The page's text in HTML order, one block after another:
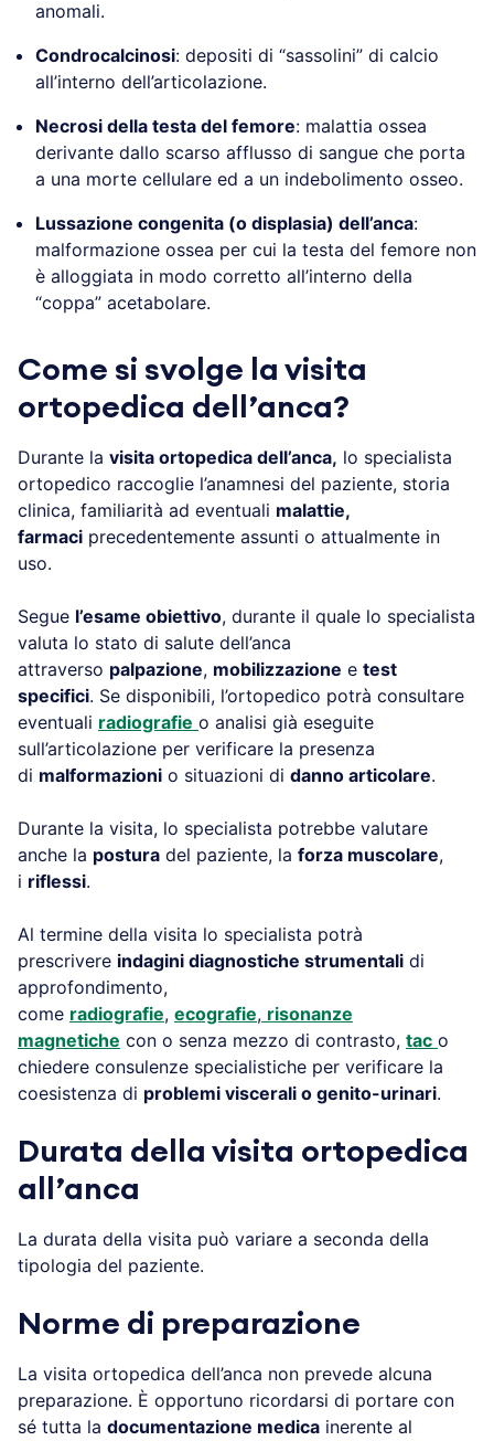
anomali.
Condrocalcinosi: depositi di “sassolini” di calcio
all’interno dell’articolazione.
Necrosi della testa del femore: malattia ossea
derivante dallo scarso afflusso di sangue che porta
a una morte cellulare ed a un indebolimento osseo.
Lussazione congenita (o displasia) dell’anca:
malformazione ossea per cui la testa del femore non
è alloggiata in modo corretto all’interno della
“coppa” acetabolare.
Come si svolge la visita
ortopedica dell’anca?
Durante la visita ortopedica dell’anca, lo specialista
ortopedico raccoglie l’anamnesi del paziente, storia
clinica, familiarità ad eventuali malattie,
farmaci precedentemente assunti o attualmente in
uso.
Segue l’esame obiettivo, durante il quale lo specialista
valuta lo stato di salute dell’anca
attraverso palpazione, mobilizzazione e test
specifici. Se disponibili, l’ortopedico potrà consultare
eventuali radiografie o analisi già eseguite
sull’articolazione per verificare la presenza
di malformazioni o situazioni di danno articolare.
Durante la visita, lo specialista potrebbe valutare
anche la postura del paziente, la forza muscolare,
i riflessi.
Al termine della visita lo specialista potrà
prescrivere indagini diagnostiche strumentali di
approfondimento,
come radiografie, ecografie, risonanze
magnetiche con o senza mezzo di contrasto, tac o
chiedere consulenze specialistiche per verificare la
coesistenza di problemi viscerali o genito-urinari.
Durata della visita ortopedica
all’anca
La durata della visita può variare a seconda della
tipologia del paziente.
Norme di preparazione
La visita ortopedica dell’anca non prevede alcuna
preparazione. È opportuno ricordarsi di portare con
sé tutta la documentazione medica inerente al